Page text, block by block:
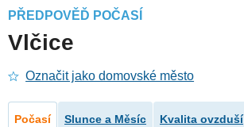
PŘEDPOVĚĎ POČASÍ
Vlčice
Označit jako domovské město
Počasí Slunce a Měsíc Kvalita ovzduší